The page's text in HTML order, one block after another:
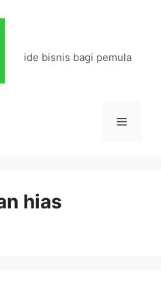
ide bisnis bagi pemula
Menu
hias